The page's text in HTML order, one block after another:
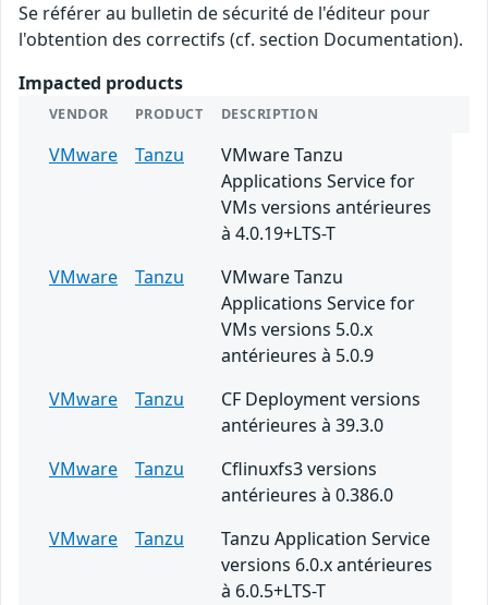
Se référer au bulletin de sécurité de l'éditeur pour
l'obtention des correctifs (cf. section Documentation).
Impacted products
VENDOR PRODUCT DESCRIPTION
VMware Tanzu
VMware Tanzu
Applications Service for
VMs versions antérieures
à 4.0.19+LTS-T
VMware
Tanzu
VMware Tanzu
Applications Service for
VMs versions 5.0.x
antérieures à 5.0.9
VMware
Tanzu
CF Deployment versions
antérieures à 39.3.0
VMware
Tanzu
Cflinuxfs3 versions
antérieures à 0.386.0
VMware
Tanzu
Tanzu Application Service
versions 6.0.x antérieures
à 6.0.5+LTS-T